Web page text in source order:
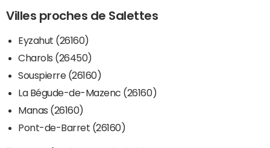
Villes proches de Salettes
Eyzahut (26160)
Charols (26450)
Souspierre (26160)
La Bégude-de-Mazenc (26160)
Manas (26160)
Pont-de-Barret (26160)